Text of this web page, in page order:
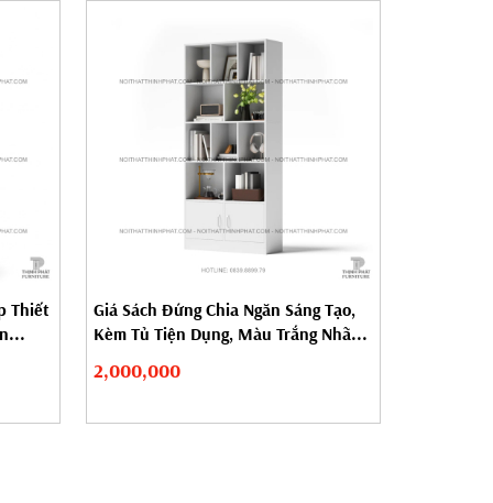
Thiết
Giá Sách Đứng Chia Ngăn Sáng Tạo,
Kèm Tủ Tiện Dụng, Màu Trắng Nhã...
2,000,000